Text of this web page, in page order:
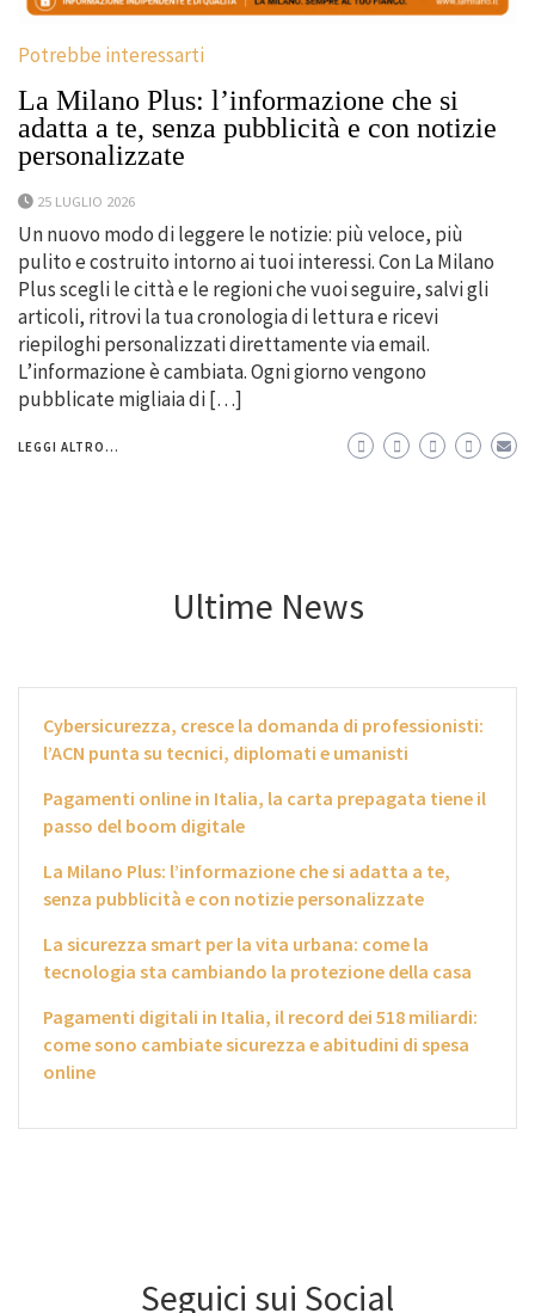
Potrebbe interessarti
La Milano Plus: l’informazione che si
adatta a te, senza pubblicità e con notizie
personalizzate
25 LUGLIO 2026
Un nuovo modo di leggere le notizie: più veloce, più
pulito e costruito intorno ai tuoi interessi. Con La Milano
Plus scegli le città e le regioni che vuoi seguire, salvi gli
articoli, ritrovi la tua cronologia di lettura e ricevi
riepiloghi personalizzati direttamente via email.
L’informazione è cambiata. Ogni giorno vengono
pubblicate migliaia di […]
LEGGI ALTRO...
Ultime News
Cybersicurezza, cresce la domanda di professionisti:
l’ACN punta su tecnici, diplomati e umanisti
Pagamenti online in Italia, la carta prepagata tiene il
passo del boom digitale
La Milano Plus: l’informazione che si adatta a te,
senza pubblicità e con notizie personalizzate
La sicurezza smart per la vita urbana: come la
tecnologia sta cambiando la protezione della casa
Pagamenti digitali in Italia, il record dei 518 miliardi:
come sono cambiate sicurezza e abitudini di spesa
online
Seguici sui Social